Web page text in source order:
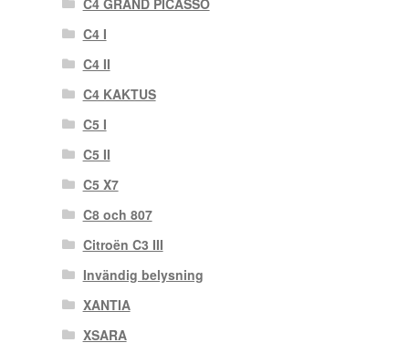
C4 I
C4 II
C4 KAKTUS
C5 I
C5 II
C5 X7
C8 och 807
Citroën C3 III
Invändig belysning
XANTIA
XSARA